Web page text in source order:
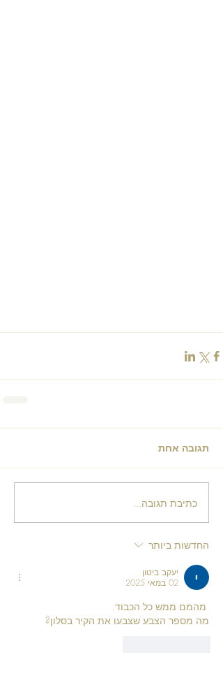
תגובה אחת
כתיבת תגובה...
החדשות ביותר
יעקב ביטון
02 במאי 2025
מה מספר הצבע שצבעו את הקיר בסלון?